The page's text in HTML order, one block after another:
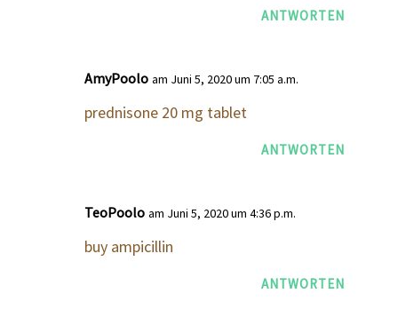
ANTWORTEN
AmyPoolo am Juni 5, 2020 um 7:05 a.m.
prednisone 20 mg tablet
ANTWORTEN
TeoPoolo am Juni 5, 2020 um 4:36 p.m.
buy ampicillin
ANTWORTEN